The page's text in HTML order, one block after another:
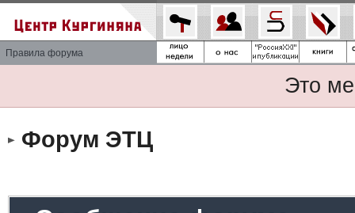
Правила форума
Это
Форум ЭТЦ